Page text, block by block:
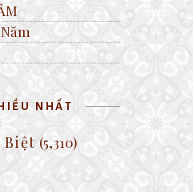
NHẤT
Biệt (5,310)